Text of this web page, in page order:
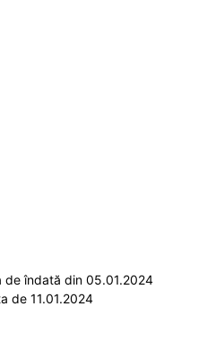
de îndată din 05.01.2024
de 11.01.2024